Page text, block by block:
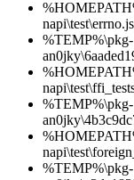
napi\test\errno.js
%TEMP%\pkg-
%TEMP%\pkg-
%TEMP%\pkg-